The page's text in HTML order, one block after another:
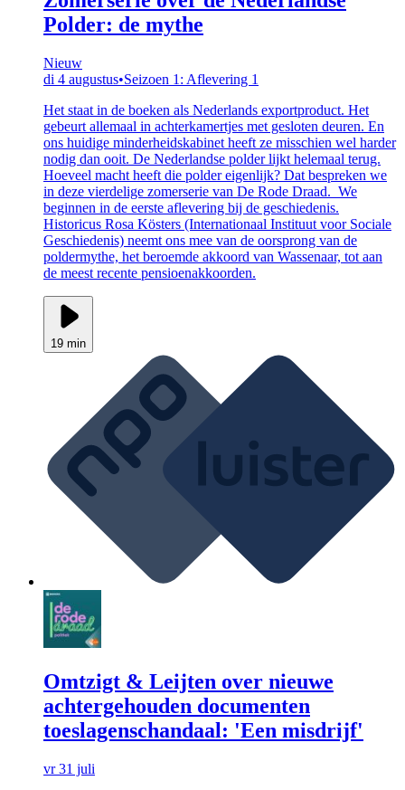
Polder: de mythe
Nieuw
di 4 augustus•Seizoen 1: Aflevering 1
Het staat in de boeken als Nederlands exportproduct. Het
gebeurt allemaal in achterkamertjes met gesloten deuren. En
ons huidige minderheidskabinet heeft ze misschien wel harder
nodig dan ooit. De Nederlandse polder lijkt helemaal terug.
Hoeveel macht heeft die polder eigenlijk? Dat bespreken we
in deze vierdelige zomerserie van De Rode Draad. We
beginnen in de eerste aflevering bij de geschiedenis.
Historicus Rosa Kösters (Internationaal Instituut voor Sociale
Geschiedenis) neemt ons mee van de oorsprong van de
poldermythe, het beroemde akkoord van Wassenaar, tot aan
de meest recente pensioenakkoorden.
19 min
Omtzigt & Leijten over nieuwe
achtergehouden documenten
toeslagenschandaal: 'Een misdrijf'
vr 31 juli